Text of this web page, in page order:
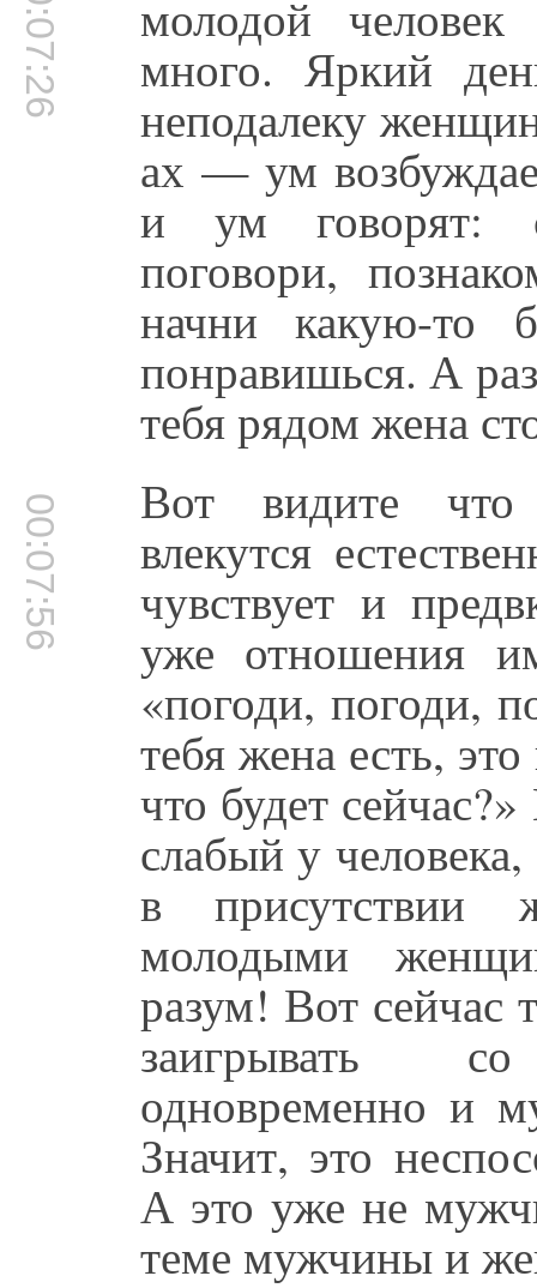
00:07:26 молодой
много. Яркий
неподалеку
ах — ум
и ум говорят:
поговори,
начни какую-то
понравишься. А
тебя рядом жена
00:07:56 Вот видите что
влекутся
чувствует и
уже отношения
«погоди, погоди,
тебя жена есть,
что будет
слабый у
в присутствии
молодыми
разум! Вот сейчас
заигрывать
одновременно и
Значит, это
А это уже не
теме мужчины и